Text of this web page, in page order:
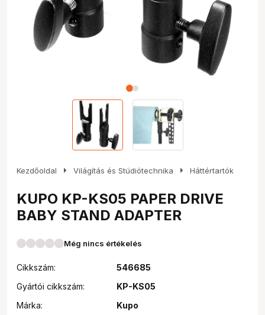
Kezdőoldal arrow_right Világítás és Stúdiótechnika arrow_right Háttértartók
KUPO KP-KS05 PAPER DRIVE
BABY STAND ADAPTER
Még nincs értékelés
Cikkszám:
546685
Gyártói cikkszám:
KP-KS05
Márka:
Kupo